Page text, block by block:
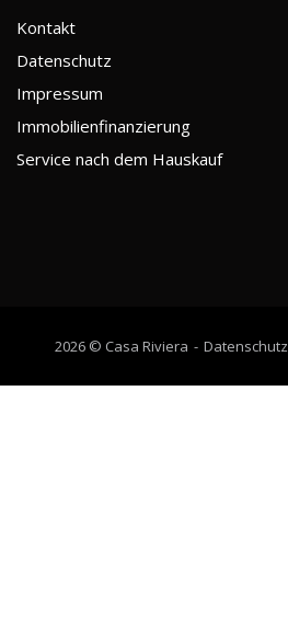
Kontakt
Datenschutz
Impressum
Immobilienfinanzierung
Service nach dem Hauskauf
2026 © Casa Riviera Datenschutz